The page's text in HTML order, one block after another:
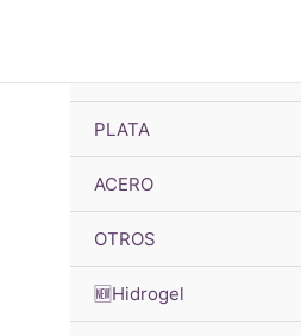
PLATA
ACERO
OTROS
🆕Hidrogel